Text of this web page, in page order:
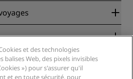
et des technologies
balises Web, des pixels invisibles
») pour s'assurer qu'il
et en toute sécurité, pour